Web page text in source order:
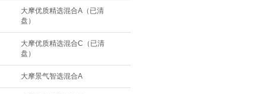
大摩优质精选混合A（已清
盘）
大摩优质精选混合C（已清
盘）
大摩景气智选混合A